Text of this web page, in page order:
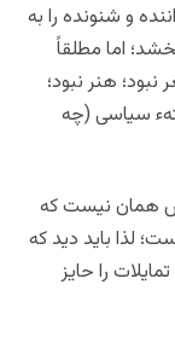
و شنونده را به
اما مطلقاً
هنر نبود؛
سیاسی (چه
همان نیست که
لذا باید دید که
را حایز